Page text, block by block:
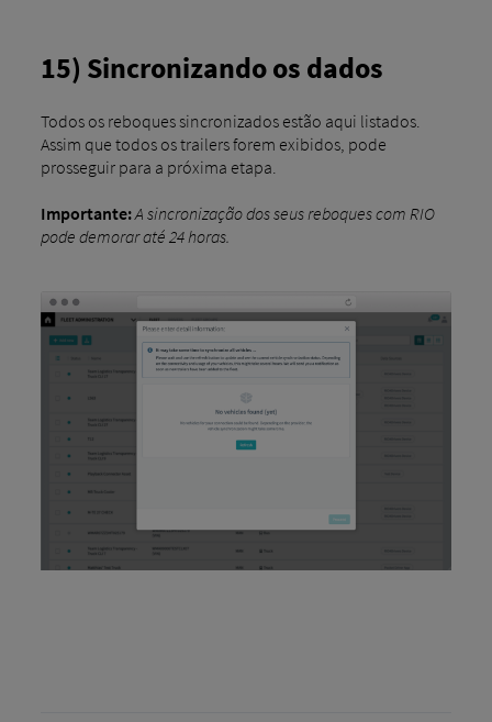
15) Sincronizando os dados
Todos os reboques sincronizados estão aqui listados.
Assim que todos os trailers forem exibidos, pode
prosseguir para a próxima etapa.
Importante:A sincronização dos seus reboques com RIO
pode demorar até 24 horas.